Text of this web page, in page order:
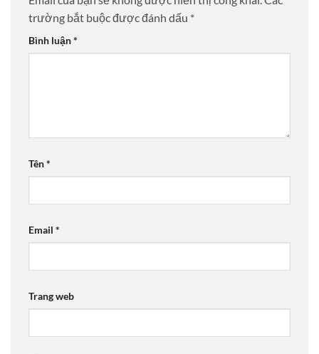
trường bắt buộc được đánh dấu *
Bình luận*
Tên*
Email *
Trang web